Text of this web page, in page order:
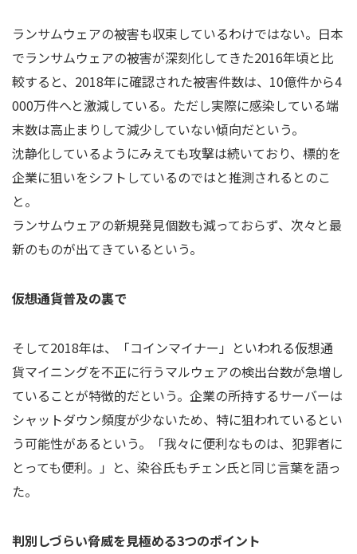
ランサムウェアの被害も収束しているわけではない。日本
でランサムウェアの被害が深刻化してきた2016年頃と比
較すると、2018年に確認された被害件数は、10億件から4
000万件へと激減している。ただし実際に感染している端
末数は高止まりして減少していない傾向だという。
沈静化しているようにみえても攻撃は続いており、標的を
企業に狙いをシフトしているのではと推測されるとのこ
と。
ランサムウェアの新規発見個数も減っておらず、次々と最
新のものが出てきているという。
仮想通貨普及の裏で
そして2018年は、「コインマイナー」といわれる仮想通
貨マイニングを不正に行うマルウェアの検出台数が急増し
ていることが特徴的だという。企業の所持するサーバーは
シャットダウン頻度が少ないため、特に狙われているとい
う可能性があるという。「我々に便利なものは、犯罪者に
とっても便利。」と、染谷氏もチェン氏と同じ言葉を語っ
た。
判別しづらい脅威を見極める3つのポイント